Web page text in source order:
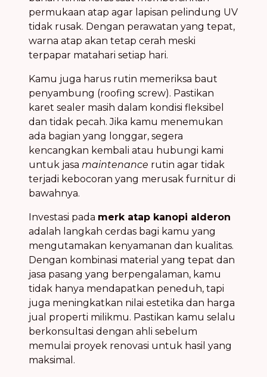
permukaan atap agar lapisan pelindung UV
tidak rusak. Dengan perawatan yang tepat,
warna atap akan tetap cerah meski
terpapar matahari setiap hari.
Kamu juga harus rutin memeriksa baut
penyambung (roofing screw). Pastikan
karet sealer masih dalam kondisi fleksibel
dan tidak pecah. Jika kamu menemukan
ada bagian yang longgar, segera
kencangkan kembali atau hubungi kami
untuk jasa maintenance rutin agar tidak
terjadi kebocoran yang merusak furnitur di
bawahnya.
Investasi pada merk atap kanopi alderon
adalah langkah cerdas bagi kamu yang
mengutamakan kenyamanan dan kualitas.
Dengan kombinasi material yang tepat dan
jasa pasang yang berpengalaman, kamu
tidak hanya mendapatkan peneduh, tapi
juga meningkatkan nilai estetika dan harga
jual properti milikmu. Pastikan kamu selalu
berkonsultasi dengan ahli sebelum
memulai proyek renovasi untuk hasil yang
maksimal.